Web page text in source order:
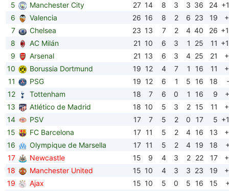
5
Manchester City 27 14 8 3 3 36 24
6
Valencia 26 16 8 2 6 23 19
7
Chelsea 23 13 7 2 4 40 26
8
AC Milán 21 10 6 3 1 25 11
9
Arsenal 21 13 6 3 4 25 21
10
Borussia Dortmund 19 12 4 7 1 16 11
11
PSG 19 12 6 1 5 16 18
12
Tottenham 18 7 6 0 1 16 9
13
Atlético de Madrid 18 10 5 3 2 15 11
14
PSV 17 7 5 2 0 17 5
15
FC Barcelona 17 11 5 2 4 16 13
16
Olympique de Marsella 17 11 5 2 4 19 18
17
Newcastle 15 9 4 3 2 22 17
18
Manchester United 15 10 4 3 3 23 19
19
Ajax 15 10 5 0 5 16 15